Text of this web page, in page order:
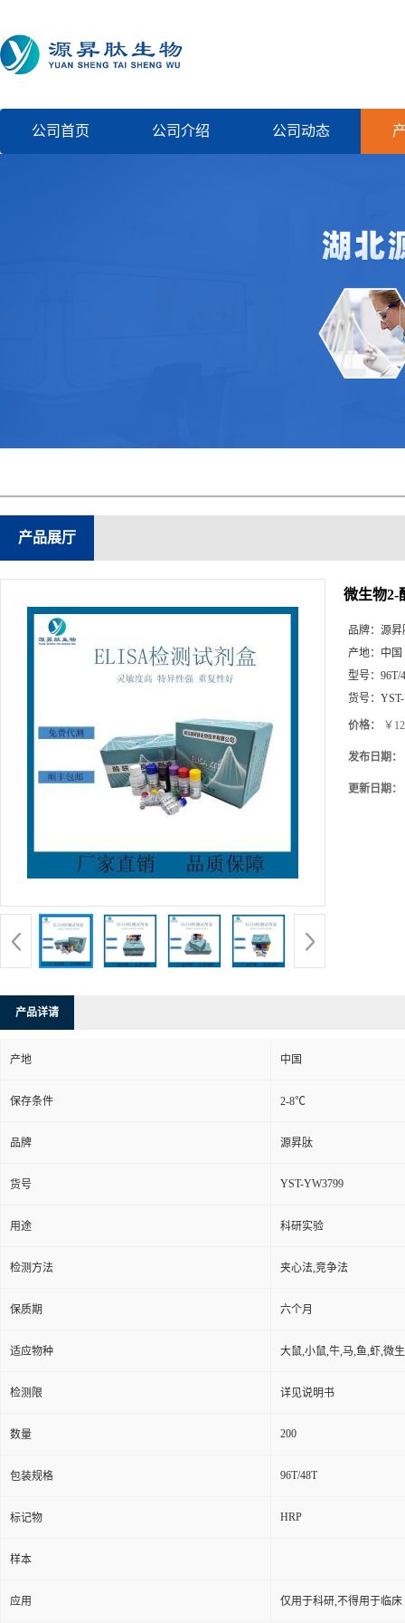
公司首页 公司介绍 公司动态
产品展厅
微生物2-
品牌： 源昇
产地： 中国
型号： 96T/
货号：
价格： ￥
发布日期：
更新日期：
产品详请
产地 中国
保存条件 2-8℃
品牌 源昇肽
货号 YST-YW3799
用途 科研实验
检测方法 夹心法,竞争法
保质期 六个月
适应物种 大鼠,小鼠,牛,马,鱼,虾,微
检测限 详见说明书
数量 200
包装规格 96T/48T
标记物 HRP
样本
应用 仅用于科研,不得用于临床